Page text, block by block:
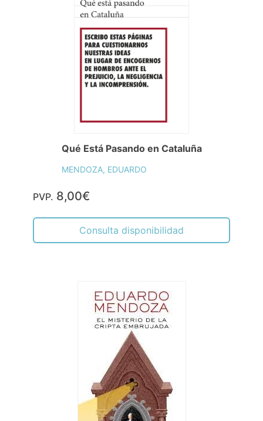
Qué Está Pasando en Cataluña
MENDOZA, EDUARDO
PVP. 8,00€
Consulta disponibilidad